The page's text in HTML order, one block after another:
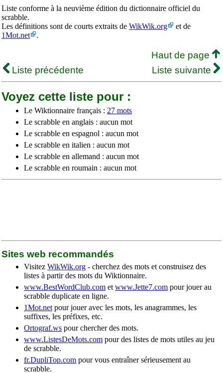
Liste conforme à la neuvième édition du dictionnaire officiel du
scrabble.
Les définitions sont de courts extraits de WikWik.org
et de
1Mot.net
.
Haut de page
Liste précédente
Liste suivante
Voyez cette liste pour :
Le Wiktionnaire français : 27 mots
Le scrabble en anglais : aucun mot
Le scrabble en espagnol : aucun mot
Le scrabble en italien : aucun mot
Le scrabble en allemand : aucun mot
Le scrabble en roumain : aucun mot
Sites web recommandés
Visitez WikWik.org - cherchez des mots et construisez des
listes à partir des mots du Wiktionnaire.
www.BestWordClub.com et www.Jette7.com pour jouer au
scrabble duplicate en ligne.
1Mot.net pour jouer avec les mots, les anagrammes, les
suffixes, les préfixes, etc.
Ortograf.ws pour chercher des mots.
www.ListesDeMots.com pour des listes de mots utiles au jeu
de scrabble.
fr.DupliTop.com pour vous entraîner sérieusement au
scrabble.